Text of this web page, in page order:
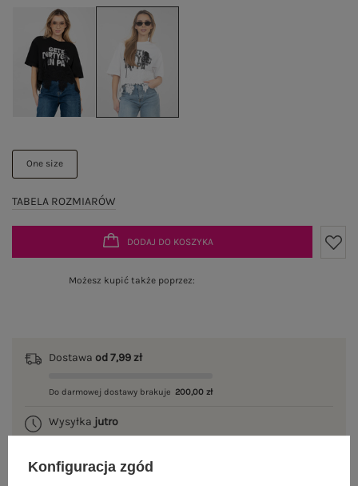
One size
TABELA ROZMIARÓW
DODAJ DO KOSZYKA
Możesz kupić także poprzez:
Dostawa od 7,99 zł
Do darmowej dostawy brakuje 200,00 zł
Wysyłka jutro
Konfiguracja zgód